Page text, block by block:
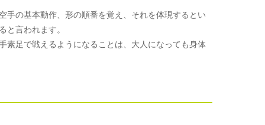
手の基本動作、形の順番を覚え、それを体現するとい
言われます。
素足で戦えるようになることは、大人になっても身体